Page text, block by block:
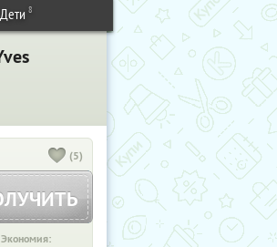
Дети 8
(5)
Экономия: